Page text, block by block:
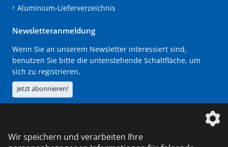
Aluminium-Lieferverzeichnis
Newsletteranmeldung
Wenn Sie an unserem Newsletter interessiert sind,
benutzen Sie bitte die untenstehende Schaltfläche, um
sich zu registrieren.
Jetzt abonnieren!
Die DVS Media GmbH ist ein Unternehmen der
Wir speichern und verarbeiten Ihre